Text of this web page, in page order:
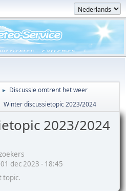
► Discussie omtrent het weer
Winter discussietopic 2023/2024
2023/2024
dec 2023 - 18:45
topic.